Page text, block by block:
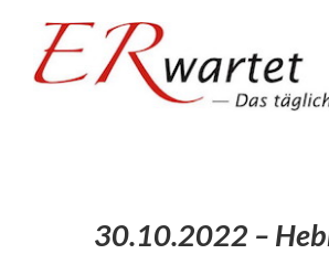
springen
30.10.2022 –